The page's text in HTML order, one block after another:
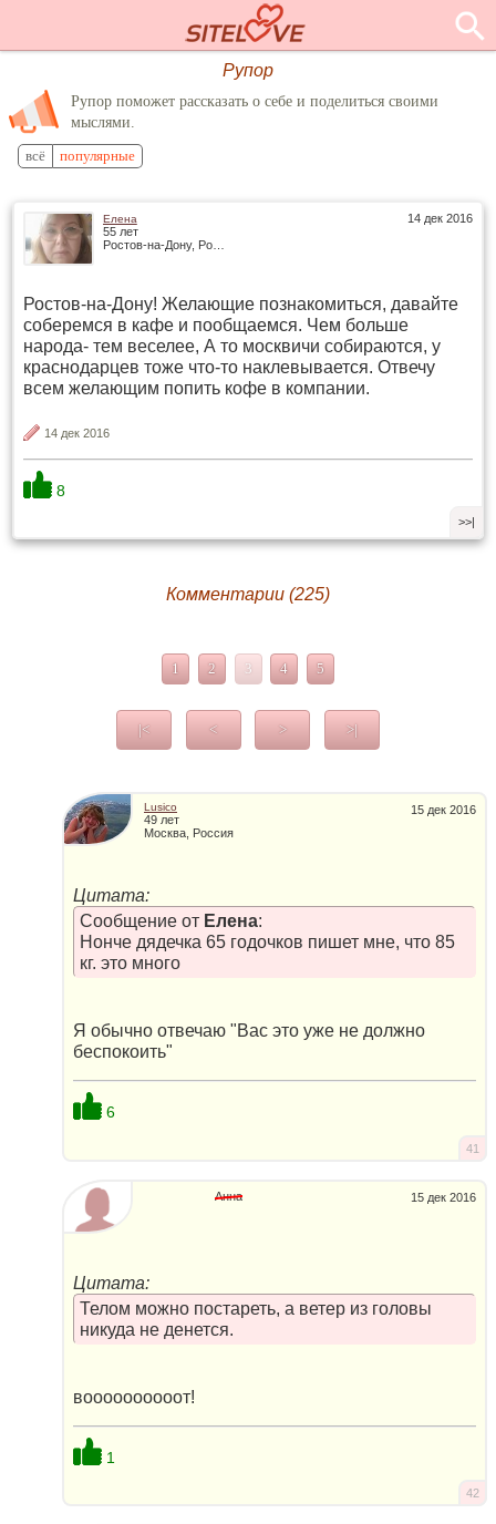
Рупор
Рупор поможет рассказать о себе и поделиться своими
мыслями.
всё популярные
14 дек 2016
Елена
55 лет
Ростов-на-Дону, Россия
Ростов-на-Дону! Желающие познакомиться, давайте
соберемся в кафе и пообщаемся. Чем больше
народа- тем веселее, А то москвичи собираются, у
краснодарцев тоже что-то наклевывается. Отвечу
всем желающим попить кофе в компании.
14 дек 2016
8
>>|
Комментарии (225)
1 2 3 4 5
|< < > >|
15 дек 2016
Lusico
49 лет
Москва, Россия
Цитата:
Сообщение от Елена:
Нонче дядечка 65 годочков пишет мне, что 85
кг. это много
Я обычно отвечаю "Вас это уже не должно
беспокоить"
6
41
15 дек 2016
Анна
Цитата:
Телом можно постареть, а ветер из головы
никуда не денется.
воооооооооот!
1
42